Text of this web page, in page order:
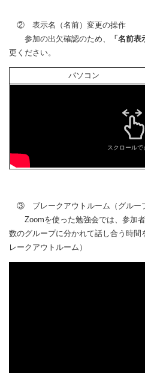
② 表示名（名前）変更の操作
参加の出欠確認のため、
「名前表
更ください。
パソコン
スクロールで
③ ブレークアウトルーム（グルー
Zoomを使った勉強会では、参加者
数のグループに分かれて話し合う時
レークアウトルーム）